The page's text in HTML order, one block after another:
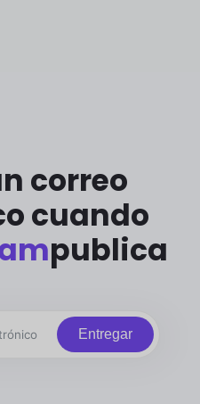
correo
cuando
publica
Entregar